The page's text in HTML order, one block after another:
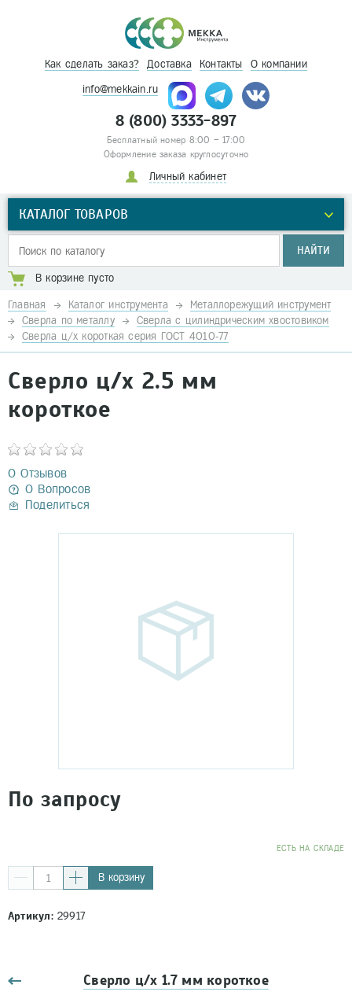
Как сделать заказ? Доставка Контакты О компании
info@mekkain.ru
8 (800) 3333-897
Бесплатный номер 8:00 – 17:00
Оформление заказа круглосуточно
Личный кабинет
КАТАЛОГ ТОВАРОВ
НАЙТИ
В корзине пусто
Главная Каталог инструмента
Металлорежущий инструмент
Сверла по металлу
Сверла с цилиндрическим хвостовиком
Сверла ц/х короткая серия ГОСТ 4010-77
Сверло ц/х 2.5 мм
короткое
0 Отзывов
0 Вопросов
Поделиться
По запросу
EСТЬ НА СКЛАДЕ
В корзину
Артикул:29917
Сверло ц/х 1.7 мм короткое